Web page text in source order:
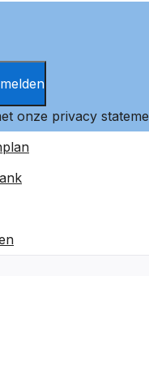
onze privacy